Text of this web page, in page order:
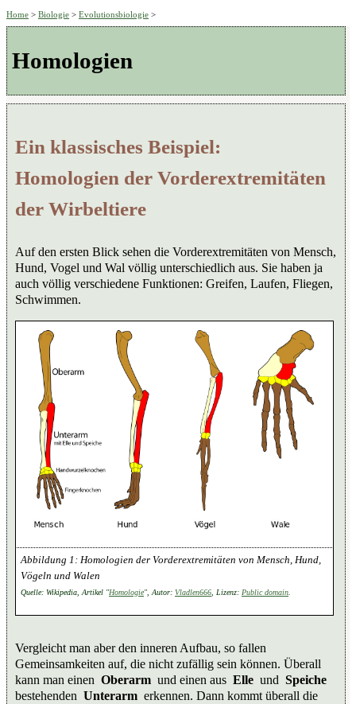
Home > Biologie > Evolutionsbiologie >
Homologien
Ein klassisches Beispiel:
Homologien der Vorderextremitäten
der Wirbeltiere
Auf den ersten Blick sehen die Vorderextremitäten von Mensch,
Hund, Vogel und Wal völlig unterschiedlich aus. Sie haben ja
auch völlig verschiedene Funktionen: Greifen, Laufen, Fliegen,
Schwimmen.
Homologien der Vorderextremitäten von Mensch, Hund,
Vögeln und Walen
Quelle: Wikipedia, Artikel "Homologie", Autor: Vladlen666, Lizenz: Public domain.
Vergleicht man aber den inneren Aufbau, so fallen
Gemeinsamkeiten auf, die nicht zufällig sein können. Überall
kann man einen Oberarm und einen aus Elle und Speiche
bestehenden Unterarm erkennen. Dann kommt überall die